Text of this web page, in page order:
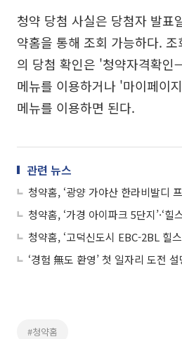
청약 당첨 사실은 당첨자 발표
약홈을 통해 조회 가능하다.
의 당첨 확인은 '청약자격확
메뉴를 이용하거나 '마이페이
메뉴를 이용하면 된다.
관련 뉴스
‘경험 無도 환영’ 첫 일자리 도전 설
#청약홈